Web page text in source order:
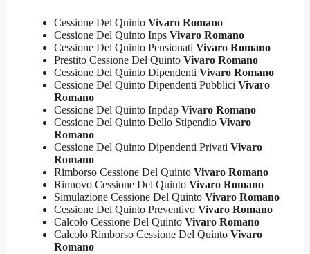
Cessione Del Quinto Vivaro Romano
Cessione Del Quinto Inps Vivaro Romano
Cessione Del Quinto Pensionati Vivaro Romano
Prestito Cessione Del Quinto Vivaro Romano
Cessione Del Quinto Dipendenti Vivaro Romano
Cessione Del Quinto Dipendenti Pubblici Vivaro
Romano
Cessione Del Quinto Inpdap Vivaro Romano
Cessione Del Quinto Dello Stipendio Vivaro
Romano
Cessione Del Quinto Dipendenti Privati Vivaro
Romano
Rimborso Cessione Del Quinto Vivaro Romano
Rinnovo Cessione Del Quinto Vivaro Romano
Simulazione Cessione Del Quinto Vivaro Romano
Cessione Del Quinto Preventivo Vivaro Romano
Calcolo Cessione Del Quinto Vivaro Romano
Calcolo Rimborso Cessione Del Quinto Vivaro
Romano